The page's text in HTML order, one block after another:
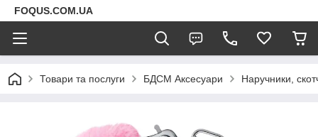
FOQUS.COM.UA
Товари та послуги БДСМ Аксесуари Наручники,